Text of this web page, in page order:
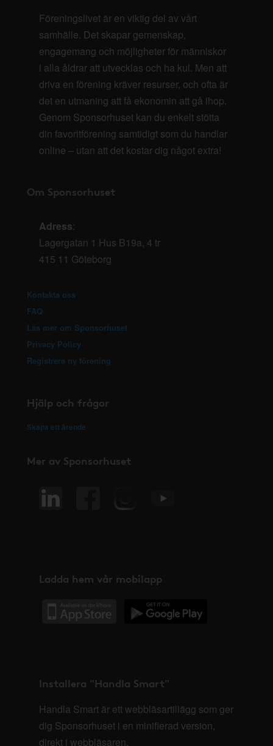
Föreningslivet är en viktig del av vårt
samhälle. Det skapar gemenskap,
engagemang och möjligheter för människor
i alla åldrar att utvecklas och ha kul. Men att
driva en förening kräver resurser, och ofta är
det en utmaning att få ekonomin att gå ihop.
Genom Sponsorhuset kan du enkelt stötta
din favoritförening samtidigt som du handlar
online – utan att det kostar dig något extra!
Om Sponsorhuset
Adress:
Lagergatan 1 Hus B19a, 4 tr
415 11 Göteborg
Kontakta oss
FAQ
Läs mer om Sponsorhuset
Privacy Policy
Registrera ny förening
Hjälp och frågor
Skapa ett ärende
Mer av Sponsorhuset
Ladda hem vår mobilapp
Installera "Handla Smart"
Handla Smart är ett webbläsartillägg som ger
dig Sponsorhuset i en minifierad version,
direkt i webbläsaren.